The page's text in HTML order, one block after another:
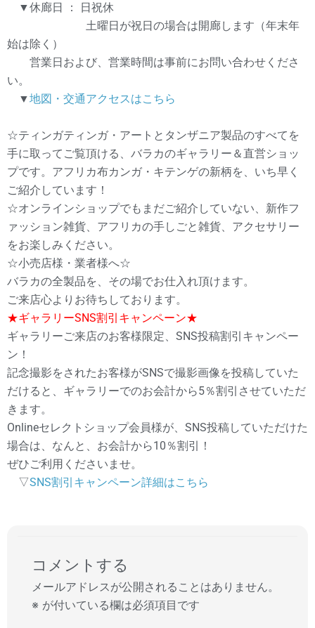
▼休廊日 ： 日祝休
土曜日が祝日の場合は開廊します（年末年
始は除く）
営業日および、営業時間は事前にお問い合わせくださ
い。
▼地図・交通アクセスはこちら
☆ティンガティンガ・アートとタンザニア製品のすべてを
手に取ってご覧頂ける、バラカのギャラリー＆直営ショッ
プです。アフリカ布カンガ・キテンゲの新柄を、いち早く
ご紹介しています！
☆オンラインショップでもまだご紹介していない、新作フ
ァッション雑貨、アフリカの手しごと雑貨、アクセサリー
をお楽しみください。
☆小売店様・業者様へ☆
バラカの全製品を、その場でお仕入れ頂けます。
ご来店心よりお待ちしております。
★ギャラリーSNS割引キャンペーン★
ギャラリーご来店のお客様限定、SNS投稿割引キャンペー
ン！
記念撮影をされたお客様がSNSで撮影画像を投稿していた
だけると、ギャラリーでのお会計から5％割引させていただ
きます。
Onlineセレクトショップ会員様が、SNS投稿していただけた
場合は、なんと、お会計から10％割引！
ぜひご利用くださいませ。
▽SNS割引キャンペーン詳細はこちら
コメントする
メールアドレスが公開されることはありません。
※ が付いている欄は必須項目です